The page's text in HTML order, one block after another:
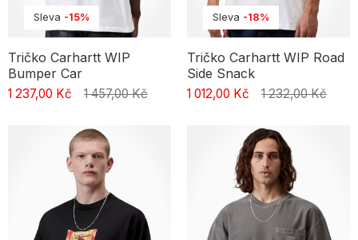
Sleva -15%
Tričko Carhartt WIP
Bumper Car
1 237,00 Kč 1 457,00 Kč
Sleva -18%
Tričko Carhartt WIP Road
Side Snack
1 012,00 Kč 1 232,00 Kč